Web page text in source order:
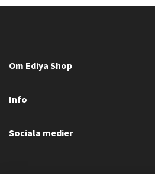
Om Ediya Shop
Info
Sociala medier